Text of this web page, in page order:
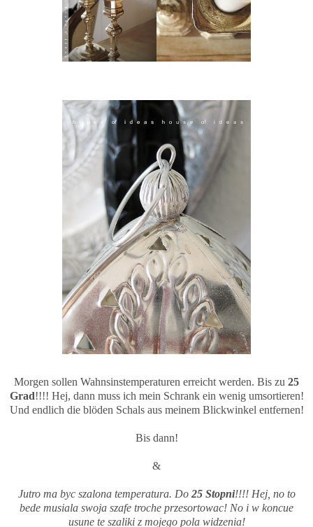
Morgen sollen Wahnsinstemperaturen erreicht werden. Bis zu 25
Grad!!!! Hej, dann muss ich mein Schrank ein wenig umsortieren!
Und endlich die blöden Schals aus meinem Blickwinkel entfernen!
Bis dann!
&
Jutro ma byc szalona temperatura. Do 25 Stopni!!!! Hej, no to
bede musiala swoja szafe troche przesortowac! No i w koncue
usune te szaliki z mojego pola widzenia!